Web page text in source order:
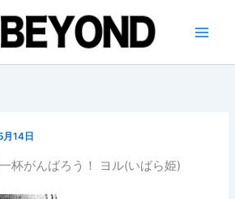
14日
杯がんばろう！ ヨル(いばら姫)